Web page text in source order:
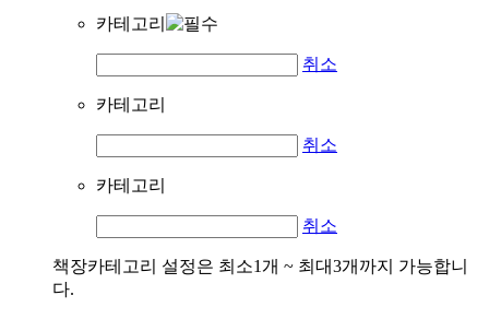
카테고리
취소
카테고리
취소
카테고리
취소
책장카테고리 설정은 최소1개 ~ 최대3개까지 가능합니
다.